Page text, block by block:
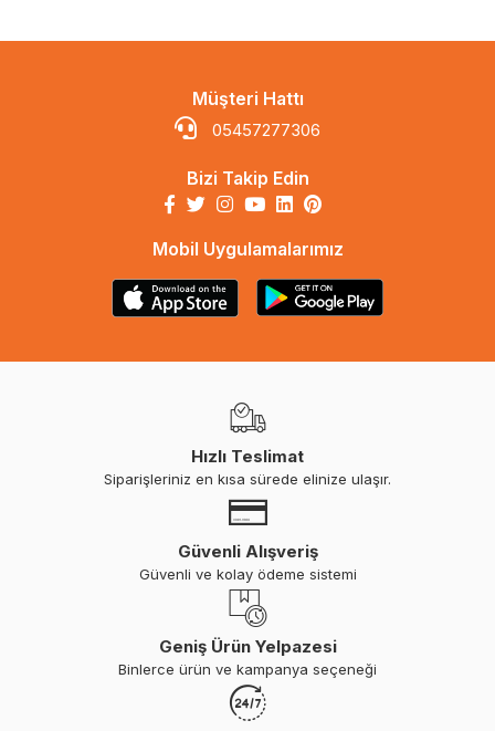
Müşteri Hattı
05457277306
Bizi Takip Edin
Mobil Uygulamalarımız
Hızlı Teslimat
Siparişleriniz en kısa sürede elinize ulaşır.
Güvenli Alışveriş
Güvenli ve kolay ödeme sistemi
Geniş Ürün Yelpazesi
Binlerce ürün ve kampanya seçeneği